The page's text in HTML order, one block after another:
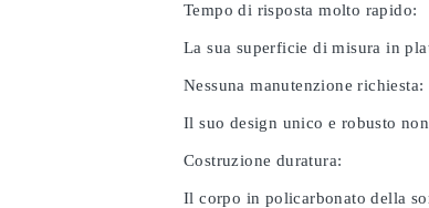
Tempo di risposta molto rapido:
La sua superficie di misura in
Nessuna manutenzione richiesta:
Il suo design unico e robusto
Costruzione duratura:
Il corpo in policarbonato della